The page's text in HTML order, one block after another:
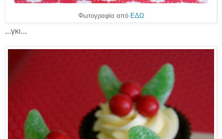
Φωτογραφία από ΕΔΩ
...γκι...